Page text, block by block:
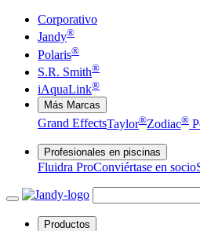
Corporativo
Jandy®
Polaris®
S.R. Smith®
iAquaLink®
Más Marcas
Grand EffectsTaylor®Zodiac®
Profesionales en piscinas
Fluidra ProConviértase en socio
Productos